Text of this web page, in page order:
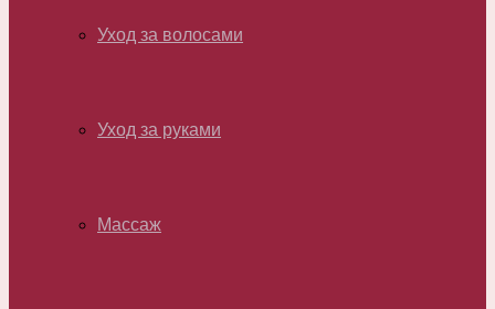
Уход за волосами
Уход за руками
Массаж